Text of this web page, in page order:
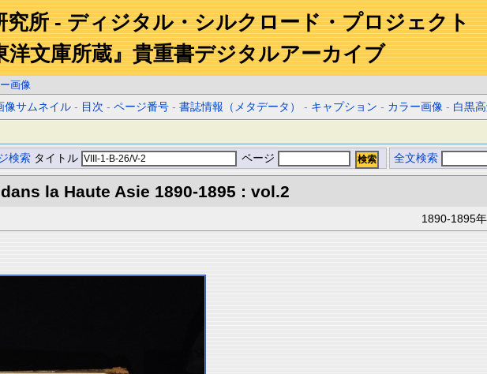
究所 - ディジタル・シルクロード・プロジェクト
洋文庫所蔵』貴重書デジタルアーカイブ
画像
像サムネイル - 目次 -ページ番号 -書誌情報（メタデータ） - キャプション - カラー画像 - 白黒
検索 タイトル ページ 全文検索
la Haute Asie 1890-1895 : vol.2
1890-1895